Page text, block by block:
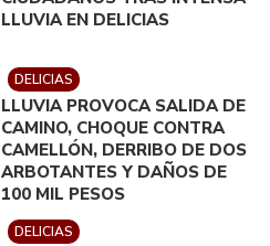
LLUVIA EN DELICIAS
DELICIAS
LLUVIA PROVOCA SALIDA DE
CAMINO, CHOQUE CONTRA
CAMELLÓN, DERRIBO DE DOS
ARBOTANTES Y DAÑOS DE
100 MIL PESOS
DELICIAS